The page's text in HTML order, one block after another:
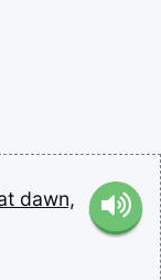
dawn,